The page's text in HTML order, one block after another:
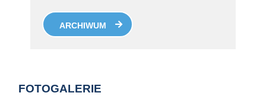
ARCHIWUM
FOTOGALERIE